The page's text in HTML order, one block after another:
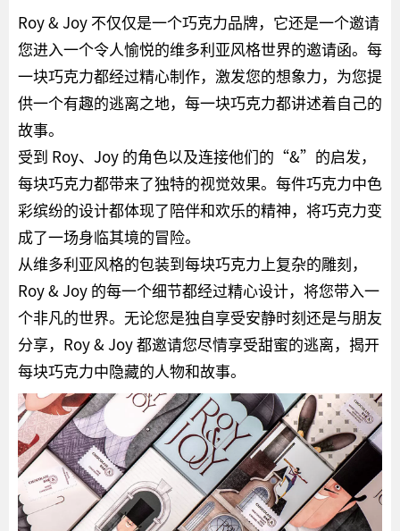
Roy & Joy 不仅仅是一个巧克力品牌，它还是一个邀请
您进入一个令人愉悦的维多利亚风格世界的邀请函。每
一块巧克力都经过精心制作，激发您的想象力，为您提
供一个有趣的逃离之地，每一块巧克力都讲述着自己的
故事。
受到 Roy、Joy 的角色以及连接他们的“&”的启发，
每块巧克力都带来了独特的视觉效果。每件巧克力中色
彩缤纷的设计都体现了陪伴和欢乐的精神，将巧克力变
成了一场身临其境的冒险。
从维多利亚风格的包装到每块巧克力上复杂的雕刻，
Roy & Joy 的每一个细节都经过精心设计，将您带入一
个非凡的世界。无论您是独自享受安静时刻还是与朋友
分享，Roy & Joy 都邀请您尽情享受甜蜜的逃离，揭开
每块巧克力中隐藏的人物和故事。